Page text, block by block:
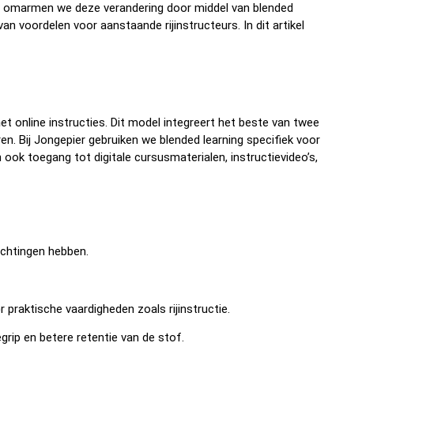
we deze verandering door middel van blended
voordelen voor aanstaande rijinstructeurs. In dit artikel
online instructies. Dit model integreert het beste van twee
Bij Jongepier gebruiken we blended learning specifiek voor
toegang tot digitale cursusmaterialen, instructievideo’s,
hebben.
vaardigheden zoals rijinstructie.
en betere retentie van de stof.